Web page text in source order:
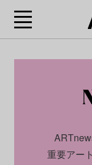
重要アー